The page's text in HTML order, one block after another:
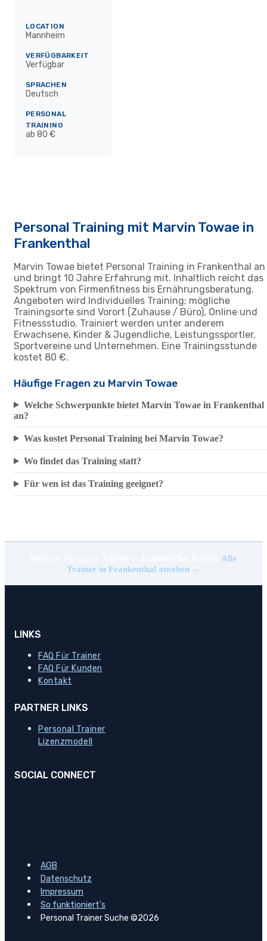
LOCATION
Mannheim
VERFÜGBARKEIT
Verfügbar
SPRACHEN
Deutsch
PERSONAL
TRAINING
ab 80 €
Personal Training mit Marvin Towae in
Frankenthal
Marvin Towae bietet Personal Training in Frankenthal an
und bringt 10 Jahre Erfahrung mit. Inhaltlich reicht das
Spektrum von Firmenfitness bis Ernährungsberatung.
Angeboten wird Individuelles Training; mögliche
Trainingsorte sind Vorort (Zuhause / Büro), Online und
Fitnessstudio. Trainiert werden unter anderem
Erwachsene, Kinder & Jugendliche, Leistungssportler,
Sportvereine und Unternehmen. Eine Trainingsstunde
kostet 80 €.
Häufige Fragen zu Marvin Towae
Welche Schwerpunkte bietet Marvin Towae in Frankenthal
an?
Was kostet Personal Training bei Marvin Towae?
Wo findet das Training statt?
Für wen ist das Training geeignet?
Alle
Trainer in Frankenthal ansehen →
LINKS
FAQ Für Trainer
FAQ Für Kunden
Kontakt
PARTNER LINKS
Personal Trainer
Lizenzmodell
SOCIAL CONNECT
AGB
Datenschutz
Impressum
So funktioniert's
Personal Trainer Suche ©2026